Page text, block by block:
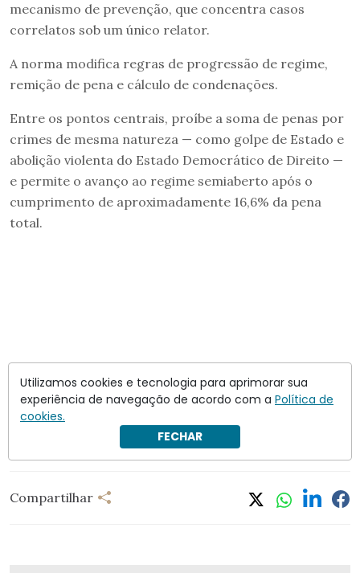
mecanismo de prevenção, que concentra casos
correlatos sob um único relator.
A norma modifica regras de progressão de regime,
remição de pena e cálculo de condenações.
Entre os pontos centrais, proíbe a soma de penas por
crimes de mesma natureza — como golpe de Estado e
abolição violenta do Estado Democrático de Direito —
e permite o avanço ao regime semiaberto após o
cumprimento de aproximadamente 16,6% da pena
total.
Compartilhar
Utilizamos cookies e tecnologia para aprimorar sua
experiência de navegação de acordo com a Política de
cookies.
FECHAR